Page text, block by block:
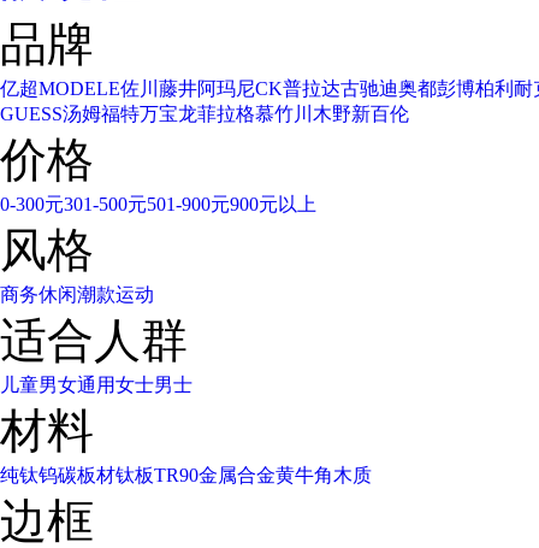
品牌
亿超MODELE佐川藤井阿玛尼CK普拉达古驰迪奥都彭博柏利 耐
GUESS汤姆福特万宝龙菲拉格慕竹川木野新百伦
价格
0-300元301-500元501-900元900元以上
风格
商务休闲潮款运动
适合人群
儿童男女通用女士男士
材料
纯钛钨碳板材钛板TR90金属合金黄牛角木质
边框